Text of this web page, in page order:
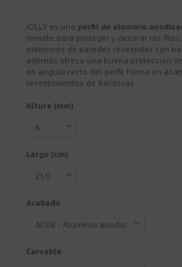
JOLLY es una perfil de aluminio
remate para proteger y decorar los
exteriores de paredes revestidas con
además ofrece una buena protección
en ángulo recto del perfil forma un
revestimientos de baldosas.
Altura (mm)
Largo (cm)
Acabado
Curvable